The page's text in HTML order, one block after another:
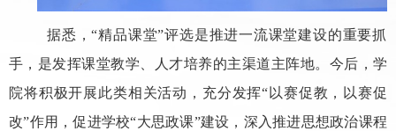
据悉，“精品课堂”评选是推进一流课堂建设的重要抓
手，是发挥课堂教学、人才培养的主渠道主阵地。今后，学
院将积极开展此类相关活动，充分发挥“以赛促教，以赛促
改”作用，促进学校“大思政课”建设，深入推进思想政治课程